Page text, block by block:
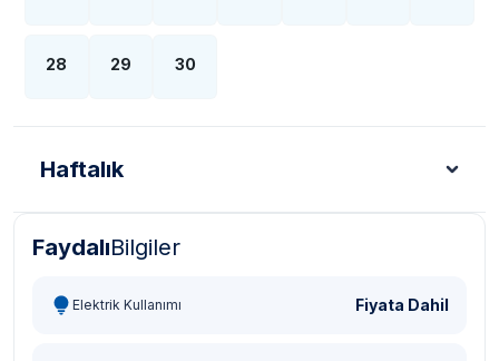
28 29 30
Haftalık
Türk Lirası - TL
FaydalıBilgiler
Elektrik Kullanımı Fiyata Dahil